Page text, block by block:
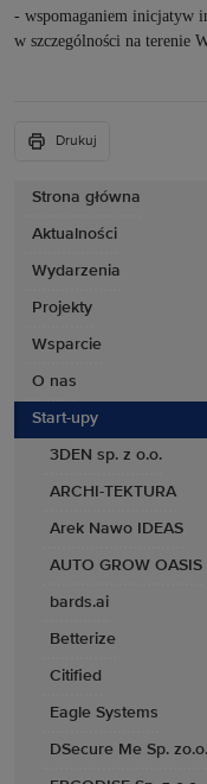
Strona główna
Aktualności
Wydarzenia
Projekty
Wsparcie
O nas
Start-upy
3DEN sp. z o.o.
ARCHI-TEKTURA
Arek Nawo IDEAS
AUTO GROW OASIS
bards.ai
Betterize
Citified
Eagle Systems
DSecure Me Sp. zo.o.
- wspomaganiem inicjatyw
w szczególności na terenie
Drukuj